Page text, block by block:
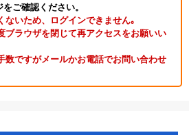
ご確認ください。
ないため、ログインできません｡
ブラウザを閉じて再アクセスをお願いい
数ですがメールかお電話でお問い合わせ